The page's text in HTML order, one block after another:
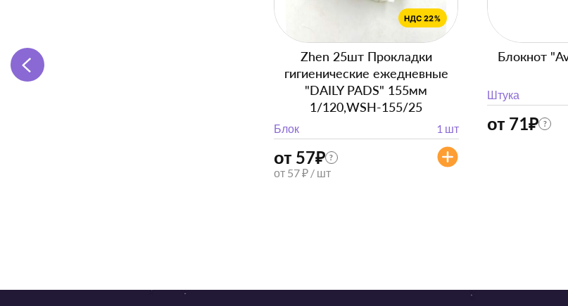
Zhen 25шт Прокладки
гигиенические ежедневные
"DAILY PADS" 155мм
1/120,WSH-155/25
Блок 1 шт
от 57₽ ?
от 57 ₽ / шт
Блокнот
Штука
от 71₽ ?